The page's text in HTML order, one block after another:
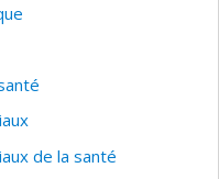
de la santé